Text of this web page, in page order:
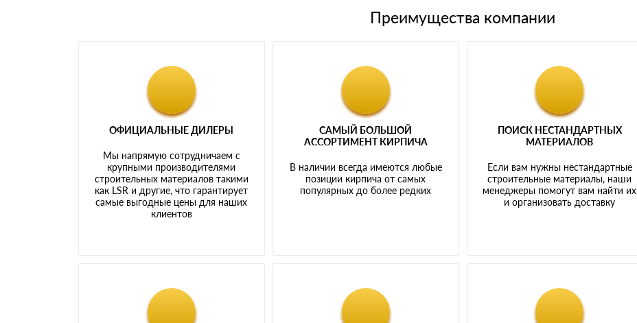
Преимущества компании
ОФИЦИАЛЬНЫЕ ДИЛЕРЫ
Мы напрямую сотрудничаем с
крупными производителями
строительных материалов такими
как LSR и другие, что гарантирует
самые выгодные цены для наших
клиентов
САМЫЙ БОЛЬШОЙ
АССОРТИМЕНТ КИРПИЧА
В наличии всегда имеются любые
позиции кирпича от самых
популярных до более редких
ПОИСК НЕСТАНДАРТНЫХ
МАТЕРИАЛОВ
Если вам нужны нестандартные
строительные материалы, наши
менеджеры помогут вам найти их
и организовать доставку